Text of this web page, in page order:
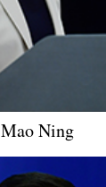
Mao Ning